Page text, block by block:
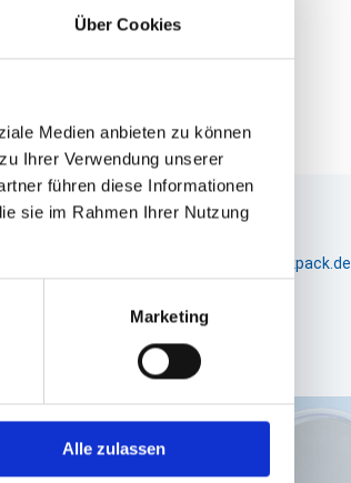
Über Cookies
Medien anbieten zu können
Ihrer Verwendung unserer
führen diese Informationen
sie im Rahmen Ihrer Nutzung
Marketing
Alle zulassen
24-26, D-26441 Jever, info@packpack.de